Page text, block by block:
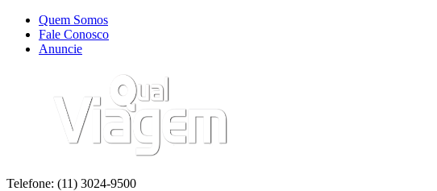
Quem Somos
Fale Conosco
Anuncie
Telefone: (11) 3024-9500